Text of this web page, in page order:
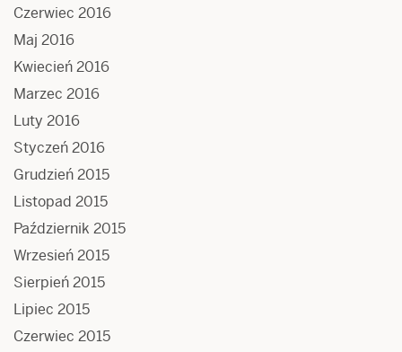
Czerwiec 2016
Maj 2016
Kwiecień 2016
Marzec 2016
Luty 2016
Styczeń 2016
Grudzień 2015
Listopad 2015
Październik 2015
Wrzesień 2015
Sierpień 2015
Lipiec 2015
Czerwiec 2015